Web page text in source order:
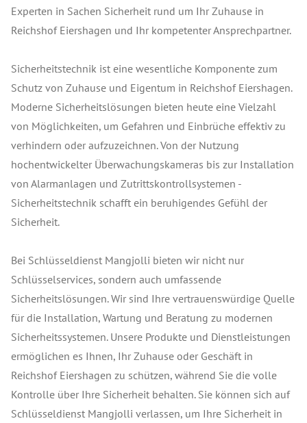
Experten in Sachen Sicherheit rund um Ihr Zuhause in
Reichshof Eiershagen und Ihr kompetenter Ansprechpartner.
Sicherheitstechnik ist eine wesentliche Komponente zum
Schutz von Zuhause und Eigentum in Reichshof Eiershagen.
Moderne Sicherheitslösungen bieten heute eine Vielzahl
von Möglichkeiten, um Gefahren und Einbrüche effektiv zu
verhindern oder aufzuzeichnen. Von der Nutzung
hochentwickelter Überwachungskameras bis zur Installation
von Alarmanlagen und Zutrittskontrollsystemen -
Sicherheitstechnik schafft ein beruhigendes Gefühl der
Sicherheit.
Bei Schlüsseldienst Mangjolli bieten wir nicht nur
Schlüsselservices, sondern auch umfassende
Sicherheitslösungen. Wir sind Ihre vertrauenswürdige Quelle
für die Installation, Wartung und Beratung zu modernen
Sicherheitssystemen. Unsere Produkte und Dienstleistungen
ermöglichen es Ihnen, Ihr Zuhause oder Geschäft in
Reichshof Eiershagen zu schützen, während Sie die volle
Kontrolle über Ihre Sicherheit behalten. Sie können sich auf
Schlüsseldienst Mangjolli verlassen, um Ihre Sicherheit in